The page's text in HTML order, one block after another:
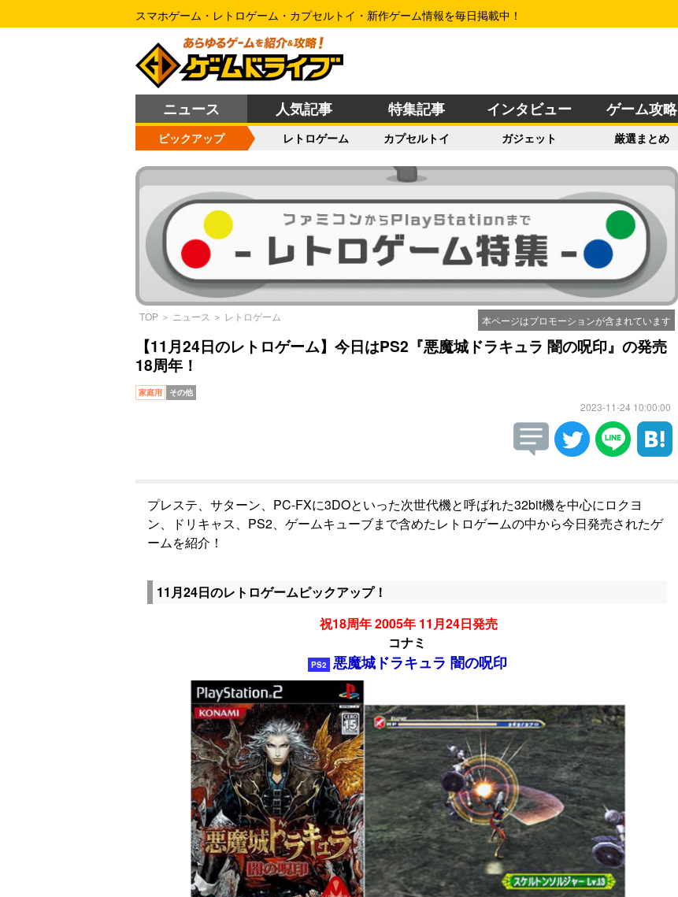
スマホゲーム・レトロゲーム・カプセルトイ・新作ゲーム情報を毎日掲載中！
ニュース 人気記事 特集記事 インタビュー ゲーム攻略
ピックアップ レトロゲーム カプセルトイ ガジェット 厳選まとめ
本ページはプロモーションが含まれています
TOP ＞ ニュース ＞ レトロゲーム
【11月24日のレトロゲーム】今日はPS2『悪魔城ドラキュラ 闇の呪印』の発売
18周年！
家庭用 その他
2023-11-24 10:00:00
プレステ、サターン、PC-FXに3DOといった次世代機と呼ばれた32bit機を中心にロクヨ
ン、ドリキャス、PS2、ゲームキューブまで含めたレトロゲームの中から今日発売されたゲ
ームを紹介！
11月24日のレトロゲームピックアップ！
祝18周年 2005年 11月24日発売
コナミ
PS2 悪魔城ドラキュラ 闇の呪印